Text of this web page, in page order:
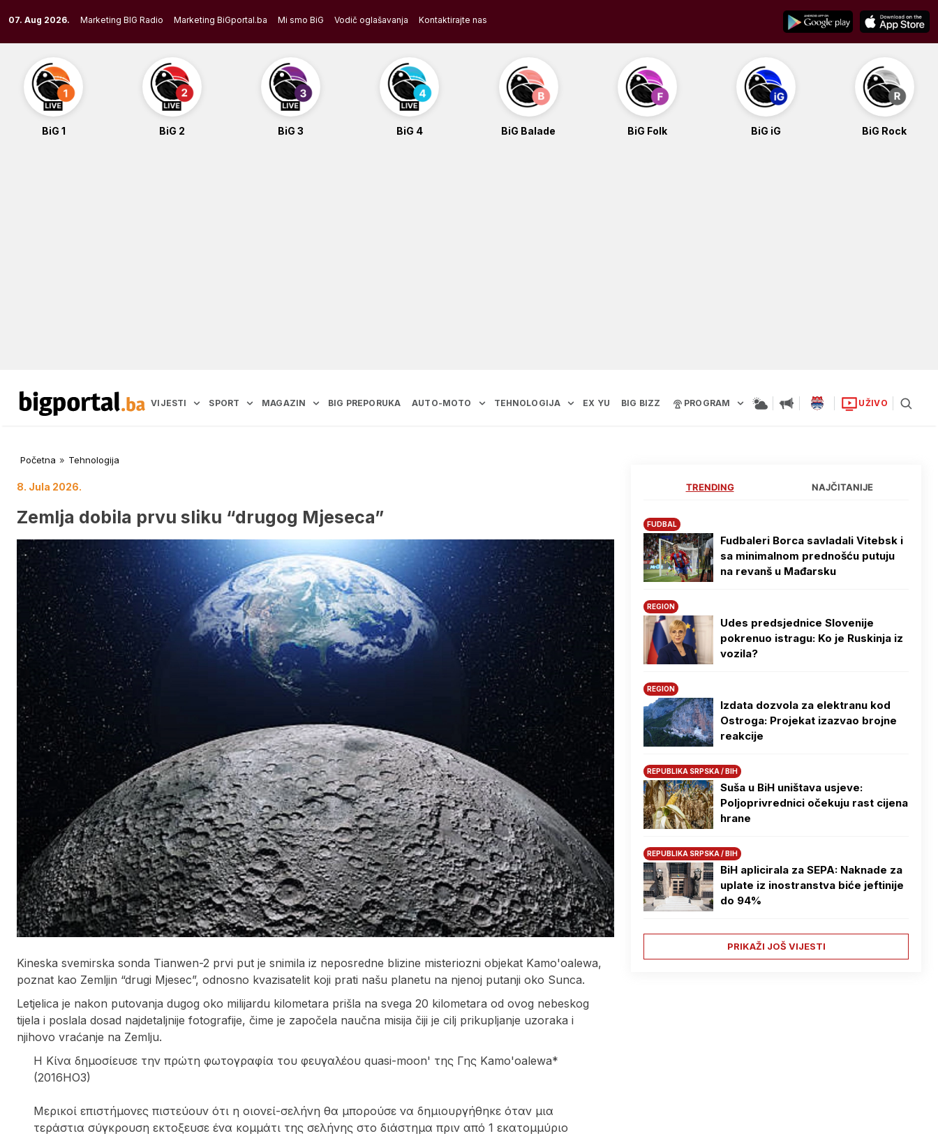
to
content
07. Aug 2026. Marketing BIG Radio Marketing BiGportal.ba Mi smo BiG Vodič oglašavanja Kontaktirajte nas
BiG 1 BiG 2 BiG 3 BiG 4 BiG Balade BiG Folk BiG iG BiG Rock
VIJESTI SPORT MAGAZIN BIG PREPORUKA AUTO-MOTO TEHNOLOGIJA EX YU BIG BIZZ PROGRAM UŽIVO
Početna » Tehnologija
8. Jula 2026.
Zemlja dobila prvu sliku “drugog Mjeseca”
Kineska svemirska sonda Tianwen-2 prvi put je snimila iz neposredne blizine misteriozni objekat Kamo'oalewa,
poznat kao Zemljin “drugi Mjesec”, odnosno kvazisatelit koji prati našu planetu na njenoj putanji oko Sunca.
Letjelica je nakon putovanja dugog oko milijardu kilometara prišla na svega 20 kilometara od ovog nebeskog
tijela i poslala dosad najdetaljnije fotografije, čime je započela naučna misija čiji je cilj prikupljanje uzoraka i
njihovo vraćanje na Zemlju.
Η Κίνα δημοσίευσε την πρώτη φωτογραφία του φευγαλέου quasi-moon' της Γης Kamo'oalewa*
(2016HO3)
Μερικοί επιστήμονες πιστεύουν ότι η οιονεί-σελήνη θα μπορούσε να δημιουργήθηκε όταν μια
τεράστια σύγκρουση εκτοξευσε ένα κομμάτι της σελήνης στο διάστημα πριν από 1 εκατομμύριο
TRENDING NAJČITANIJE
FUDBAL
Fudbaleri Borca savladali Vitebsk i
sa minimalnom prednošću putuju
na revanš u Mađarsku
REGION
Udes predsjednice Slovenije
pokrenuo istragu: Ko je Ruskinja iz
vozila?
REGION
Izdata dozvola za elektranu kod
Ostroga: Projekat izazvao brojne
reakcije
REPUBLIKA SRPSKA / BIH
Suša u BiH uništava usjeve:
Poljoprivrednici očekuju rast cijena
hrane
REPUBLIKA SRPSKA / BIH
BiH aplicirala za SEPA: Naknade za
uplate iz inostranstva biće jeftinije
do 94%
PRIKAŽI JOŠ VIJESTI